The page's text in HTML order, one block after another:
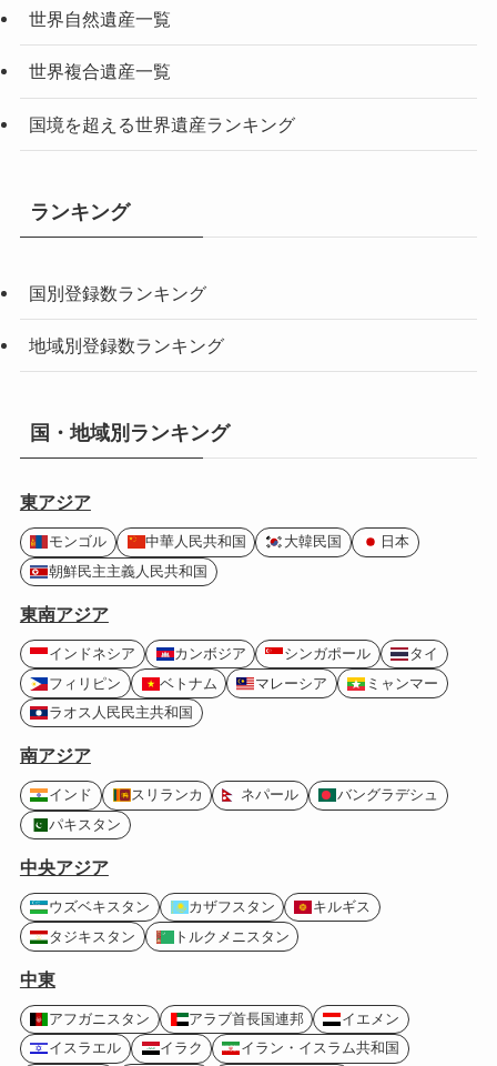
世界自然遺産一覧
世界複合遺産一覧
国境を超える世界遺産ランキング
ランキング
国別登録数ランキング
地域別登録数ランキング
国・地域別ランキング
東アジア
モンゴル 中華人民共和国 大韓民国
日本
朝鮮民主主義人民共和国
東南アジア
インドネシア カンボジア シンガポール
タイ
フィリピン
ベトナム マレーシア
ミャンマー
ラオス人民民主共和国
南アジア
インド スリランカ ネパール
バングラデシュ
パキスタン
中央アジア
ウズベキスタン カザフスタン
キルギス
タジキスタン
トルクメニスタン
中東
アフガニスタン アラブ首長国連邦
イエメン
イスラエル
イラク
イラン・イスラム共和国